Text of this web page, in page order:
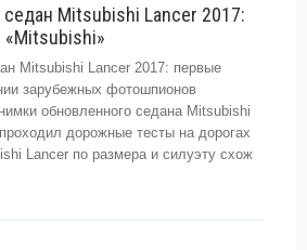
Mitsubishi Lancer 2017:
Mitsubishi Lancer 2017: первые
зарубежных фотошпионов
обновленного седана Mitsubishi
дорожные тесты на дорогах
Lancer по размера и силуэту схож